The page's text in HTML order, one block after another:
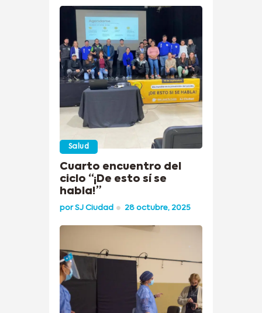
Salud
Cuarto encuentro del
ciclo “¡De esto sí se
habla!”
porSJ Ciudad 28 octubre, 2025